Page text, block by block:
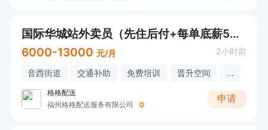
国际华城站外卖员（先住后付+每单底薪5元+不支持未成年）
6000-13000 元/月 2小时前
音西街道 交通补助 免费培训 晋升空间 ...
格格配送
福州格格配送服务有限公司
申请